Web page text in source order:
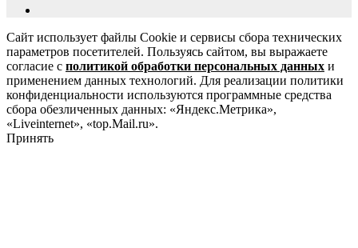
Сайт использует файлы Cookie и сервисы сбора технических
параметров посетителей. Пользуясь сайтом, вы выражаете
согласие с политикой обработки персональных данных и
применением данных технологий. Для реализации политики
конфиденциальности используются программные средства
сбора обезличенных данных: «Яндекс.Метрика»,
«Liveinternet», «top.Mail.ru».
Принять